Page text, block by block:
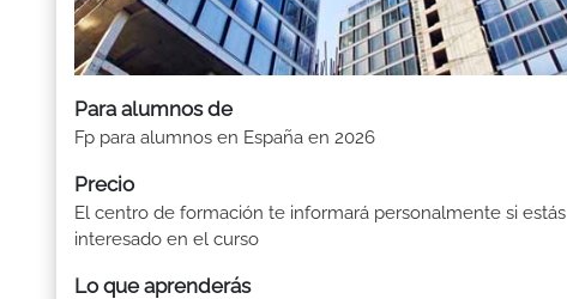
Para alumnos de
Fp para alumnos en España en 2026
Precio
El centro de formación te informará personalmente si estás
interesado en el curso
Lo que aprenderás